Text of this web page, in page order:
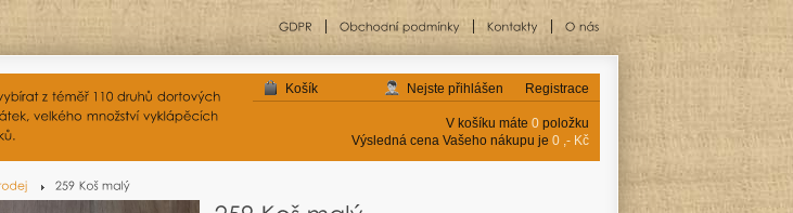
Registrace
Nejste přihlášen
Košík
V košíku máte 0 položku
Výsledná cena Vašeho nákupu je 0 ,- Kč